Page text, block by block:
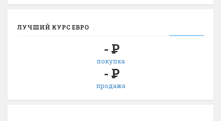
ЛУЧШИЙ КУРС ЕВРО
- Р
покупка
- Р
продажа